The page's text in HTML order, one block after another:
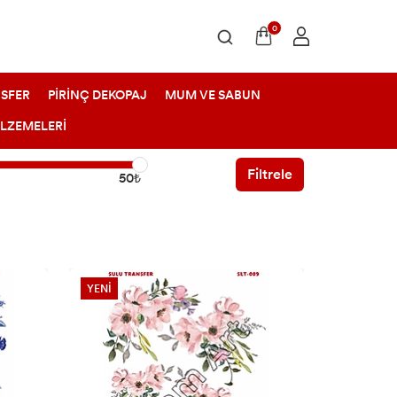
0
PİRİNÇ DEKOPAJ
MUM VE SABUN
50₺ Filtrele
YENİ